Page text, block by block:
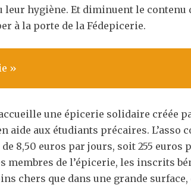
hygiène. Et diminuent le contenu
à la porte de la Fédepicerie.
»
une épicerie solidaire créée
aide aux étudiants précaires. L’asso
8,50 euros par jours, soit 255 euros
membres de l’épicerie, les inscrits
chers que dans une grande